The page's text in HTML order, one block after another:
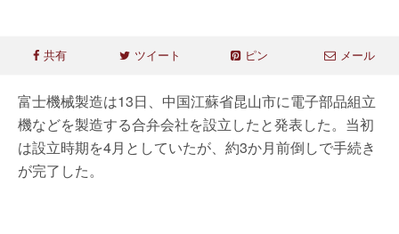
共有 ツイート ピン メール
富士機械製造は13日、中国江蘇省昆山市に電子部品組立
機などを製造する合弁会社を設立したと発表した。当初
は設立時期を4月としていたが、約3か月前倒しで手続き
が完了した。